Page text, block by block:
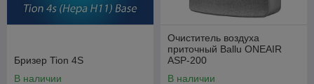
Бризер Tion 4S
В наличии
Очиститель воздуха
приточный Ballu ONEAIR
ASP-200
В наличии